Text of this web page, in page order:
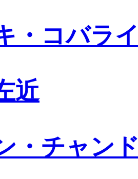
・コバラ
近
・チャン